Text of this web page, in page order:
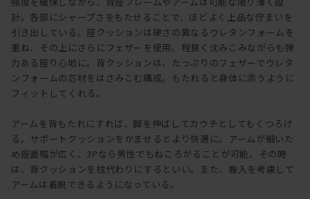
計。各部にシャープさをもたせることで、ほどよく上品な佇まいを
引き出している。座クッションは硬さの異なるウレタンフォームを
重ね、その上にさらにフェザーを使用。程良く沈みこみながらも弾
力ある座り心地に。背クッションは、たっぷりのフェザーでウレタ
ンフォームの芯材をはさみこむ構成。もたれると身体に添うように
フィットしてくれる。
アームを背もたれにすれば、脚を伸ばしてカウチとしてもくつろげ
る。サポートクッションをかませるとより快適に。アームが細いた
め座面幅が広く、3Pなら男性でもねころがることが可能。その時
は、背クッションを枕代わりにするといい。また、搬入を考慮して
アームは着脱できるようになっている。